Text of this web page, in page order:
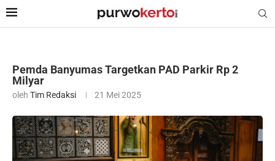
Pemda Banyumas Targetkan PAD Parkir Rp 2
Milyar
oleh Tim Redaksi 21 Mei 2025